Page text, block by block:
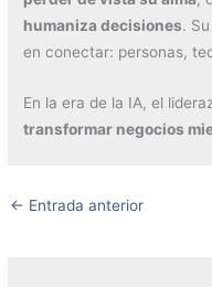
humaniza decisiones.
en conectar: personas,
En la era de la IA, el
transformar negocios
← Entrada anterior